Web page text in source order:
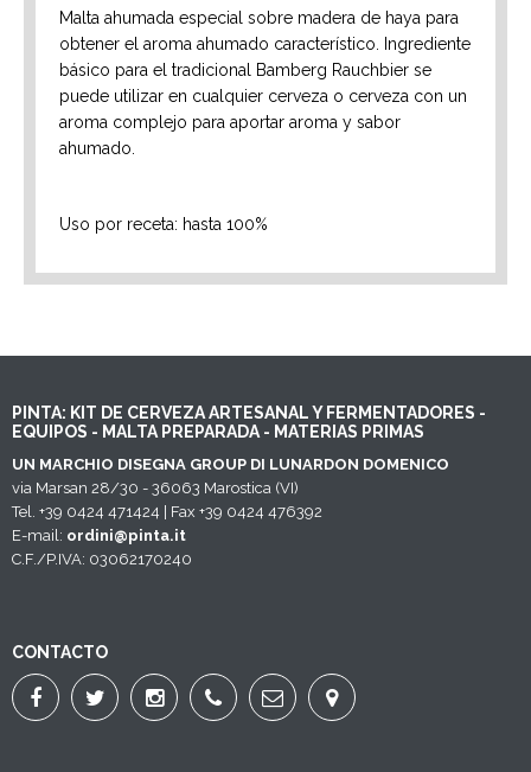
Malta ahumada especial sobre madera de haya para
obtener el aroma ahumado característico. Ingrediente
básico para el tradicional Bamberg Rauchbier se
puede utilizar en cualquier cerveza o cerveza con un
aroma complejo para aportar aroma y sabor
ahumado.
Uso por receta: hasta 100%
PINTA: KIT DE CERVEZA ARTESANAL Y FERMENTADORES -
EQUIPOS - MALTA PREPARADA - MATERIAS PRIMAS
UN MARCHIO DISEGNA GROUP DI LUNARDON DOMENICO
via Marsan 28/30 - 36063 Marostica (VI)
Tel. +39 0424 471424 | Fax +39 0424 476392
E-mail: ordini@pinta.it
C.F./P.IVA: 03062170240
CONTACTO